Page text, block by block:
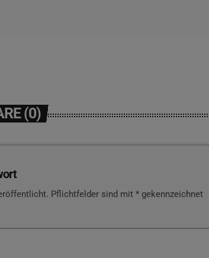
(0)
Pflichtfelder sind mit * gekennzeichnet